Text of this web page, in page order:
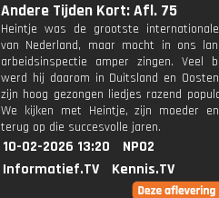
Andere Tijden Kort: Afl. 75
Heintje was de grootste
van Nederland, maar mocht in ons
arbeidsinspectie amper zingen. Veel
werd hij daarom in Duitsland en
zijn hoog gezongen liedjes razend
We kijken met Heintje, zijn moeder
terug op die succesvolle jaren.
10-02-2026 13:20
NPO2
Informatief.TV
Kennis.TV